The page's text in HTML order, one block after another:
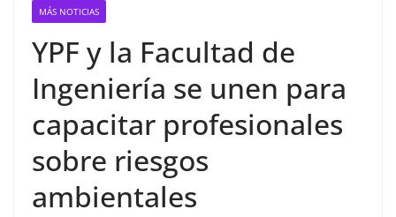
MÁS NOTICIAS
YPF y la Facultad de
Ingeniería se unen para
capacitar profesionales
sobre riesgos
ambientales